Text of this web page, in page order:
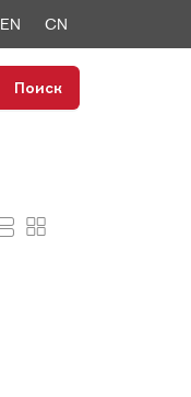
EN CN
Поиск